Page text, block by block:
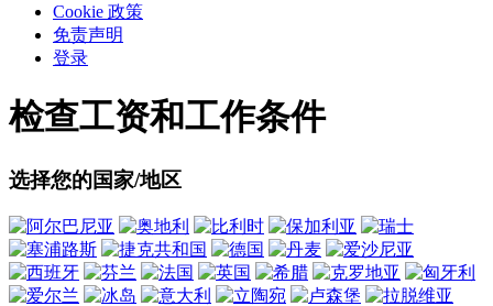
Cookie 政策
免责声明
登录
检查工资和工作条件
选择您的国家/地区